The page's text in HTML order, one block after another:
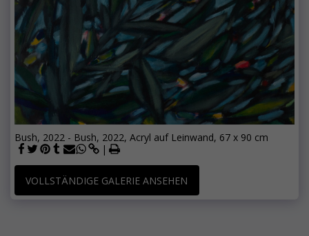
Bush, 2022 - Bush, 2022, Acryl auf Leinwand, 67 x 90 cm
VOLLSTÄNDIGE GALERIE ANSEHEN